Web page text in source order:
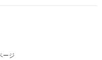
む
ージ